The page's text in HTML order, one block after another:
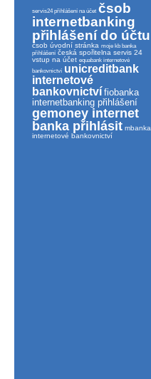
servis24 přihlášení na účet čsob
internetbanking
přihlášení do účtu
čsob úvodní stránka moje kb banka
přihlášení česká spořitelna servis 24
vstup na účet equabank internetové
bankovnictví unicreditbank
internetové
bankovnictví fiobanka
internetbanking přihlášení
gemoney internet
banka přihlásit mbanka
internetové bankovnictví